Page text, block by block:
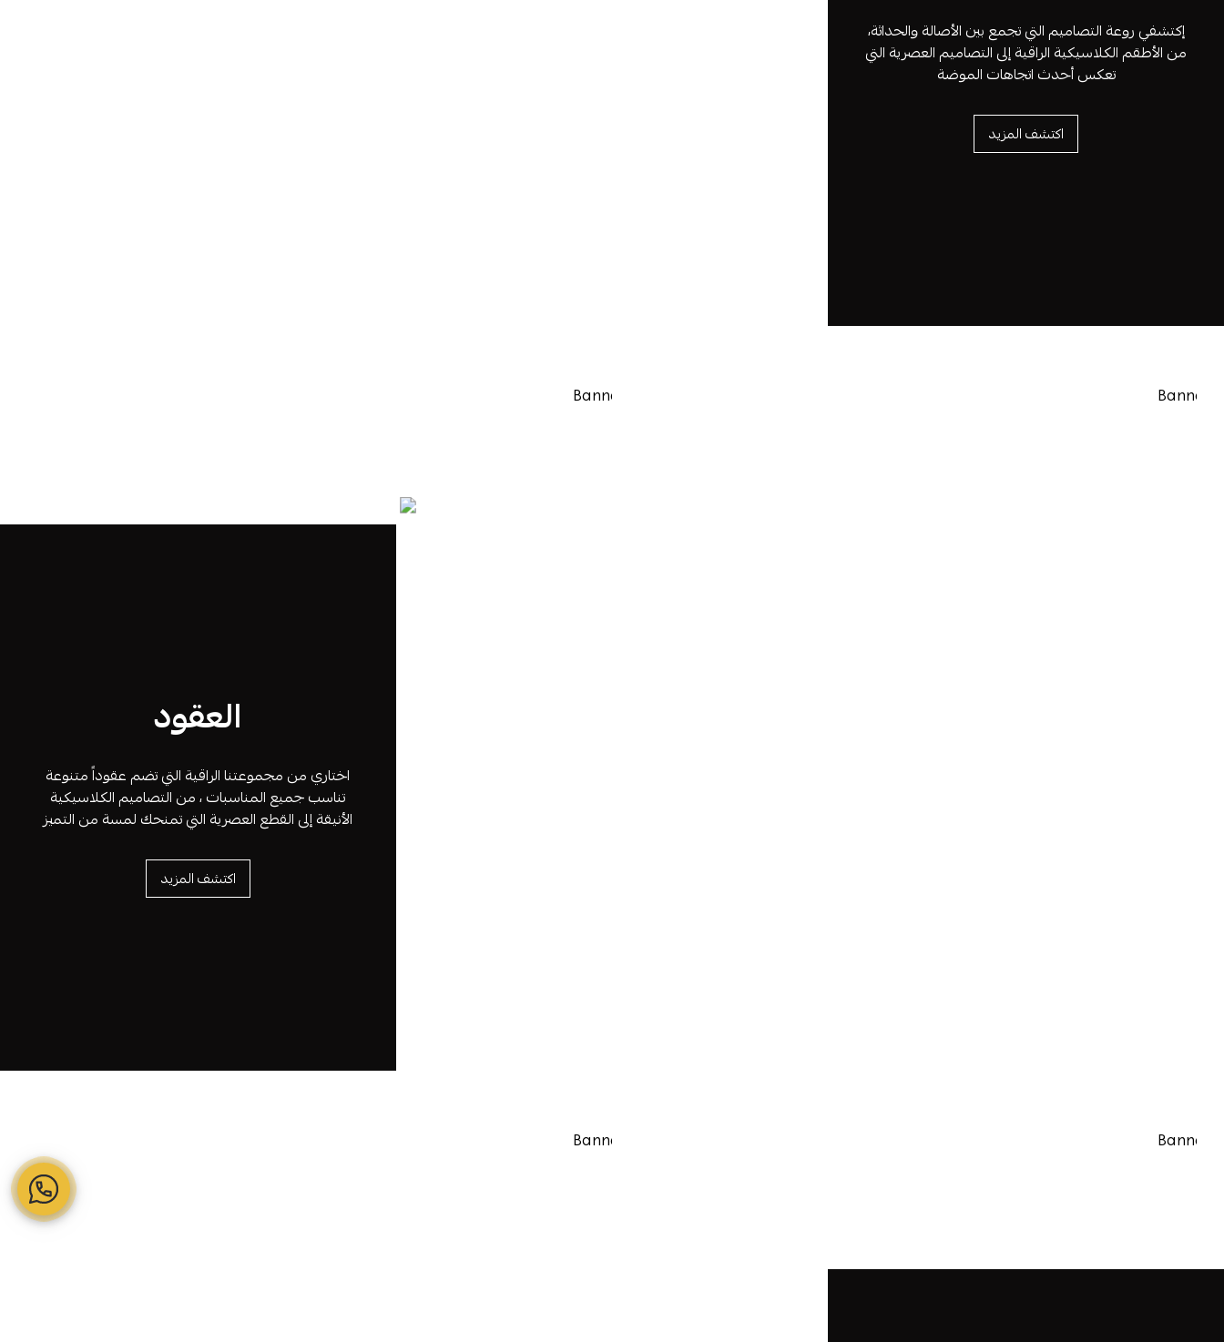
إكتشفي روعة التصاميم التي تجمع بين الأصالة والحداثة،
من الأطقم الكلاسيكية الراقية إلى التصاميم العصرية التي
تعكس أحدث اتجاهات الموضة
اكتشف المزيد
العقود
اختاري من مجموعتنا الراقية التي تضم عقوداً متنوعة
تناسب جميع المناسبات ، من التصاميم الكلاسيكية
الأنيقة إلى القطع العصرية التي تمنحك لمسة من التميز
اكتشف المزيد